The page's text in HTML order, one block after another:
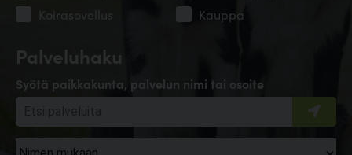
Palveluhaku
Syötä paikkakunta, palvelun nimi tai osoite
Koirasovellus
Kauppa